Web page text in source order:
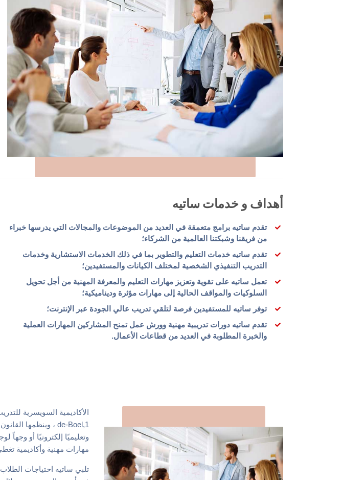
أهداف و خدمات ساتيه
تقدم ساتيه برامج متعمقة في العديد من الموضوعات والمجالات التي يدرسها خبراء
من فريقنا وشبكتنا العالمية من الشركاء؛
تقدم ساتيه خدمات التعليم والتطوير بما في ذلك الخدمات الاستشارية وخدمات
التدريب التنفيذي الشخصية لمختلف الكيانات والمستفيدين؛
تعمل ساتيه على تقوية وتعزيز مهارات التعليم والمعرفة المهنية من أجل تحويل
السلوكيات والمواقف الحالية إلى مهارات مؤثرة وديناميكية؛
توفر ساتيه للمستفيدين فرصة لتلقي تدريب عالي الجودة عبر الإنترنت؛
تقدم ساتيه دورات تدريبية مهنية وورش عمل تمنح المشاركين المهارات العملية
والخبرة المطلوبة في العديد من قطاعات الأعمال.
الأكاديمية السويسرية
de-Boel,1 ،
وينظمها
وتعليميًا إلكترونيًا أو وجهاً
مهارات مهنية وأكاديمية
تلبي ساتيه احتياجات